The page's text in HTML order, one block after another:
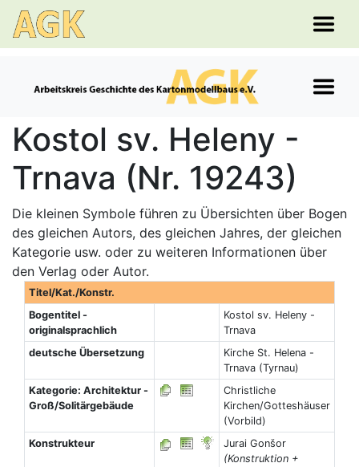
Kostol sv. Heleny -
Trnava (Nr. 19243)
Die kleinen Symbole führen zu Übersichten über Bogen
des gleichen Autors, des gleichen Jahres, der gleichen
Kategorie usw. oder zu weiteren Informationen über
den Verlag oder Autor.
Titel/Kat./Konstr.
Bogentitel -
originalsprachlich
Kostol sv. Heleny -
Trnava
deutsche Übersetzung
Kirche St. Helena -
Trnava (Tyrnau)
Kategorie: Architektur -
Groß/Solitärgebäude
Christliche
Kirchen/Gotteshäuser
(Vorbild)
Konstrukteur
Jurai Gonšor
(Konstruktion +